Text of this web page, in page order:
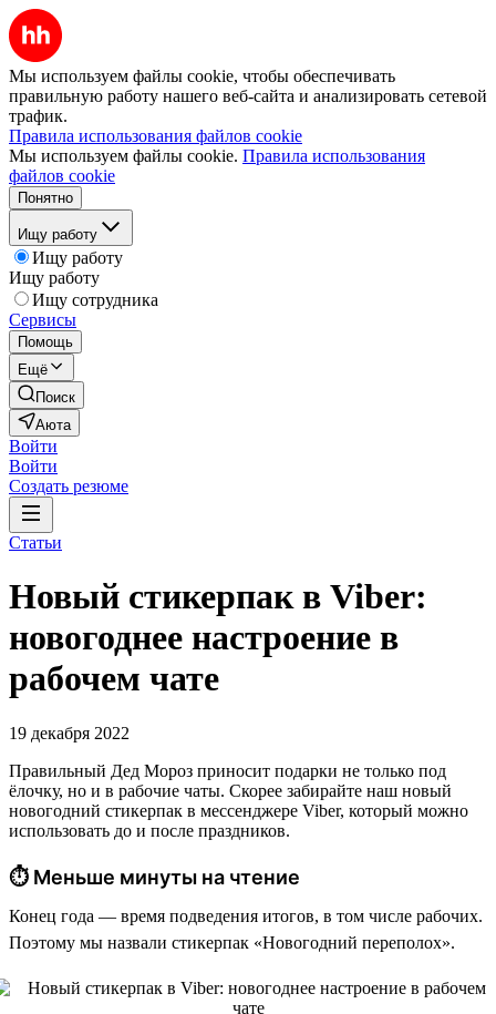
Мы используем файлы cookie, чтобы обеспечивать
правильную работу нашего веб-сайта и анализировать сетевой
трафик.
Правила использования файлов cookie
Мы используем файлы cookie. Правила использования
файлов cookie
Понятно
Ищу работу
Ищу работу
Ищу работу
Ищу сотрудника
Сервисы
Помощь
Ещё
Поиск
Аюта
Войти
Войти
Создать резюме
Статьи
Новый стикерпак в Viber:
новогоднее настроение в
рабочем чате
19 декабря 2022
Правильный Дед Мороз приносит подарки не только под
ёлочку, но и в рабочие чаты. Скорее забирайте наш новый
новогодний стикерпак в мессенджере Viber, который можно
использовать до и после праздников.
⏱ Меньше минуты на чтение
Конец года — время подведения итогов, в том числе рабочих.
Поэтому мы назвали стикерпак «Новогодний переполох».